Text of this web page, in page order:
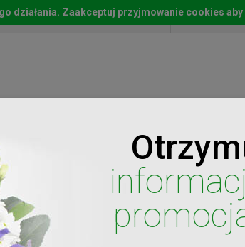
Start Moje konto Lista
działania. Zaakceptuj przyjmowanie cookies